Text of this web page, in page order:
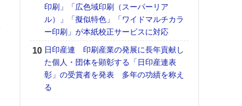
印刷」「広色域印刷（スーパーリア
ル）」「擬似特色」「ワイドマルチカラ
ー印刷」が本紙校正サービスに対応
日印産連 印刷産業の発展に長年貢献し
た個人・団体を顕彰する「日印産連表
彰」の受賞者を発表 多年の功績を称え
る